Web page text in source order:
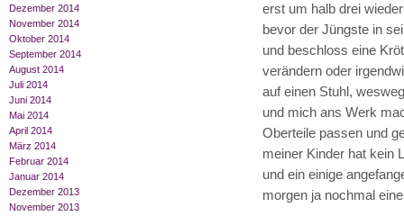
Dezember 2014
November 2014
Oktober 2014
September 2014
August 2014
Juli 2014
Juni 2014
Mai 2014
April 2014
März 2014
Februar 2014
Januar 2014
Dezember 2013
November 2013
erst um halb drei
bevor der Jüngste in
und beschloss eine
verändern oder
auf einen Stuhl,
und mich ans Werk
Oberteile passen und
meiner Kinder hat kein
und ein einige
morgen ja nochmal